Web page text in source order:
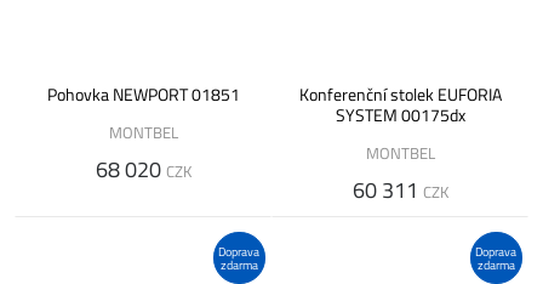
Pohovka NEWPORT 01851
MONTBEL
68 020 CZK
Konferenční stolek EUFORIA
SYSTEM 00175dx
MONTBEL
60 311 CZK
Doprava
zdarma
Doprava
zdarma